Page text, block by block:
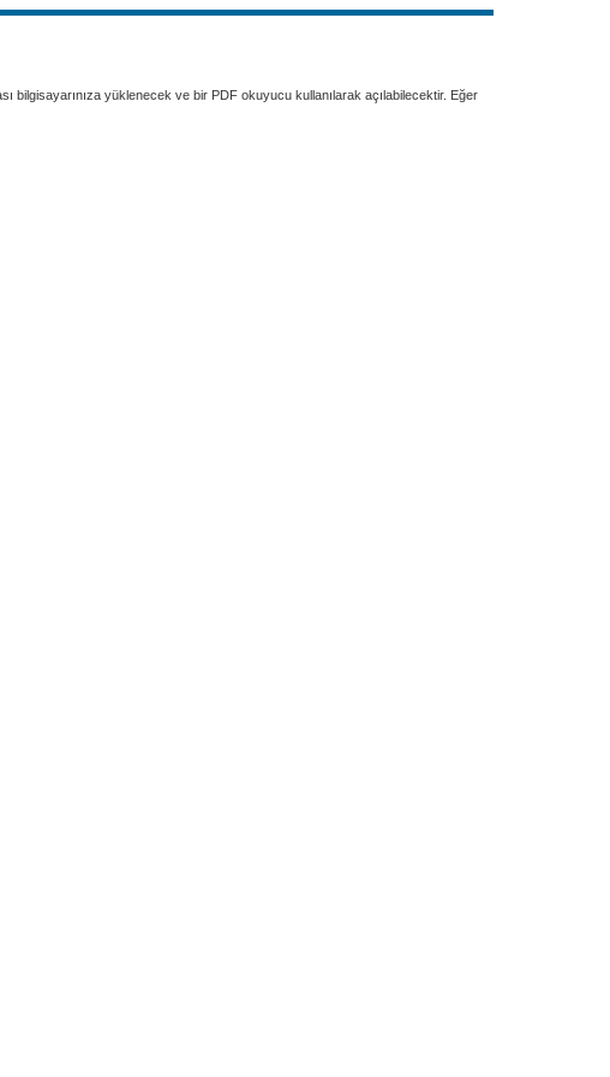
bilgisayarınıza yüklenecek ve bir PDF okuyucu kullanılarak açılabilecektir. Eğer